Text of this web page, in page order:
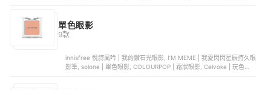
單色眼影
9款
innisfree 悅詩風吟 | 我的鑽石光眼影, I’M MEME | 我愛閃閃星辰持久眼
影筆, solone | 單色眼影, COLOURPOP | 霜狀眼影, Celvoke | 玩色恆彩